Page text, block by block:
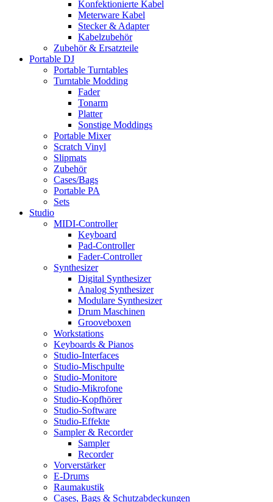
Konfektionierte Kabel
Meterware Kabel
Stecker & Adapter
Kabelzubehör
Zubehör & Ersatzteile
Portable DJ
Portable Turntables
Turntable Modding
Fader
Tonarm
Platter
Sonstige Moddings
Portable Mixer
Scratch Vinyl
Slipmats
Zubehör
Cases/Bags
Portable PA
Sets
Studio
MIDI-Controller
Keyboard
Pad-Controller
Fader-Controller
Synthesizer
Digital Synthesizer
Analog Synthesizer
Modulare Synthesizer
Drum Maschinen
Grooveboxen
Workstations
Keyboards & Pianos
Studio-Interfaces
Studio-Mischpulte
Studio-Monitore
Studio-Mikrofone
Studio-Kopfhörer
Studio-Software
Studio-Effekte
Sampler & Recorder
Sampler
Recorder
Vorverstärker
E-Drums
Raumakustik
Cases, Bags & Schutzabdeckungen